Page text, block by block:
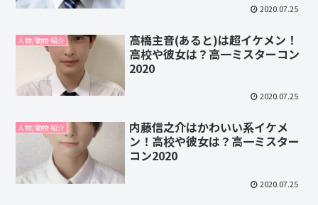
2020.07.25
人物/動物 紹介
高橋主音(あると)は超イケメン！
高校や彼女は？高一ミスターコン
2020
2020.07.25
人物/動物 紹介
内藤信之介はかわいい系イケメ
ン！高校や彼女は？高一ミスター
コン2020
2020.07.25